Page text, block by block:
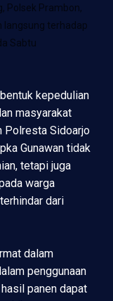
Polsek Prambon,
langsung terhadap
Sabtu
kepedulian
masyarakat
Polresta Sidoarjo
Gunawan tidak
tetapi juga
warga
dari
dalam
penggunaan
panen dapat